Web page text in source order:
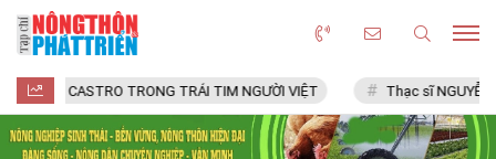
TRONG TRÁI TIM NGƯỜI VIỆT Thạc sĩ NGUYỄN VĂN CHÍ